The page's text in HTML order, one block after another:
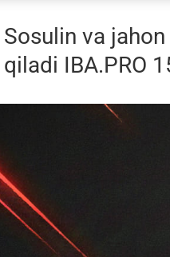
Sosulin va
qiladi IBA.PRO